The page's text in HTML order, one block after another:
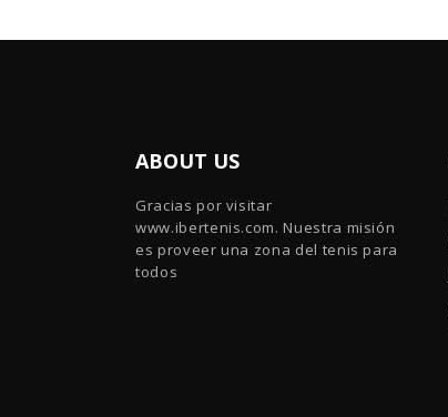
ABOUT US
Gracias por visitar
www.ibertenis.com. Nuestra misión
es proveer una zona del tenis para
todos